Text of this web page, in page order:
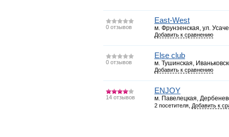
0 отзывов
East-West
м. Фрунзенская, ул.
Добавить к сравнению
0 отзывов
Else club
м. Тушинская,
Добавить к сравнению
14 отзывов
ENJOY
м. Павелецкая,
2 посетителя Добавить к